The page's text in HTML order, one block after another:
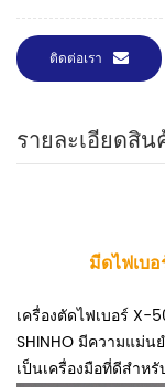
ติดต่อเรา
รายละเอียดสิน
มีดไฟเบ
เครื่องตัดไฟเบอร์ X-
SHINHO มีความแม่
เป็นเครื่องมือที่ดีสำห